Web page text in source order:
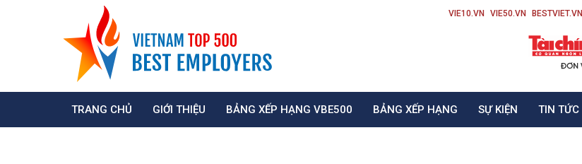
VIE10.VN VIE50.VN BESTVIET.VN
TRANG CHỦ GIỚI THIỆU BẢNG XẾP HẠNG VBE500 BẢNG XẾP HẠNG SỰ KIỆN TIN TỨC